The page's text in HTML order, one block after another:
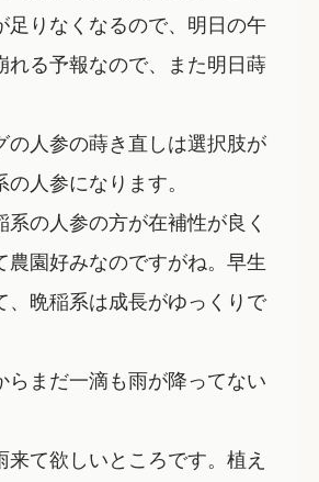
足りなくなるので、明日の午
れる予報なので、また明日蒔
の人参の蒔き直しは選択肢が
人参になります。
の人参の方が在補性が良く
農園好みなのですがね。早生
、晩稲系は成長がゆっくりで
らまだ一滴も雨が降ってない
て欲しいところです。植え